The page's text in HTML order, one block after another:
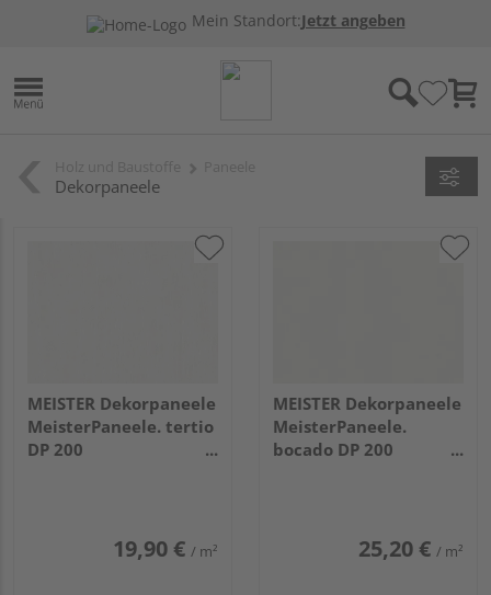
Mein Standort:Jetzt angeben
Dekorpaneele
MEISTER Dekorpaneele
MeisterPaneele. tertio
DP 200
19,90 € / m²
MEISTER Dekorpaneele
MeisterPaneele.
bocado DP 200
25,20 € / m²